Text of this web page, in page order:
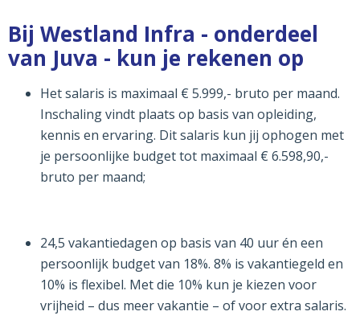
Bij Westland Infra - onderdeel
van Juva - kun je rekenen op
Het salaris is maximaal € 5.999,- bruto per maand.
Inschaling vindt plaats op basis van opleiding,
kennis en ervaring. Dit salaris kun jij ophogen met
je persoonlijke budget tot maximaal € 6.598,90,-
bruto per maand;
24,5 vakantiedagen op basis van 40 uur én een
persoonlijk budget van 18%. 8% is vakantiegeld en
10% is flexibel. Met die 10% kun je kiezen voor
vrijheid – dus meer vakantie – of voor extra salaris.